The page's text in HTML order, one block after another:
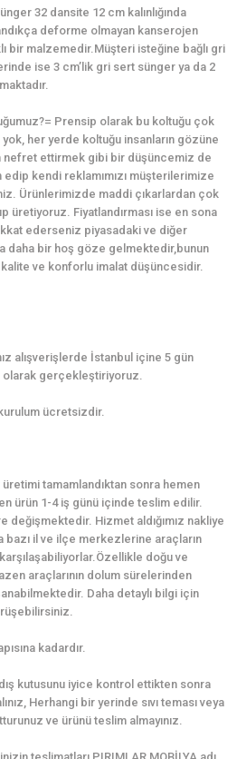
32 dansite 12 cm kalınlığında
deforme olmayan kanserojen
bir malzemedir.Müşteri isteğine bağlı gri
ise 3 cm’lik gri sert sünger ya da 2
Prensip olarak bu koltuğu çok
her yerde koltuğu insanların gözüne
ettirmek gibi bir düşüncemiz de
kendi reklamımızı müşterilerimize
Ürünlerimizde maddi çıkarlardan çok
üretiyoruz. Fiyatlandırması ise en sona
ederseniz piyasadaki ve diğer
daha bir hoş göze gelmektedir,bunun
ve konforlu imalat düşüncesidir.
alışverişlerde İstanbul içine 5 gün
olarak gerçekleştiriyoruz.
ücretsizdir.
tamamlandıktan sonra hemen
ürün 1-4 iş günü içinde teslim edilir.
Hizmet aldığımız nakliye
bazı il ve ilçe merkezlerine araçların
doğu ve
araçlarının dolum sürelerinden
Daha detaylı bilgi için
kadardır.
kutusunu iyice kontrol ettikten sonra
Herhangi bir yerinde sıvı teması veya
ve ürünü teslim almayınız.